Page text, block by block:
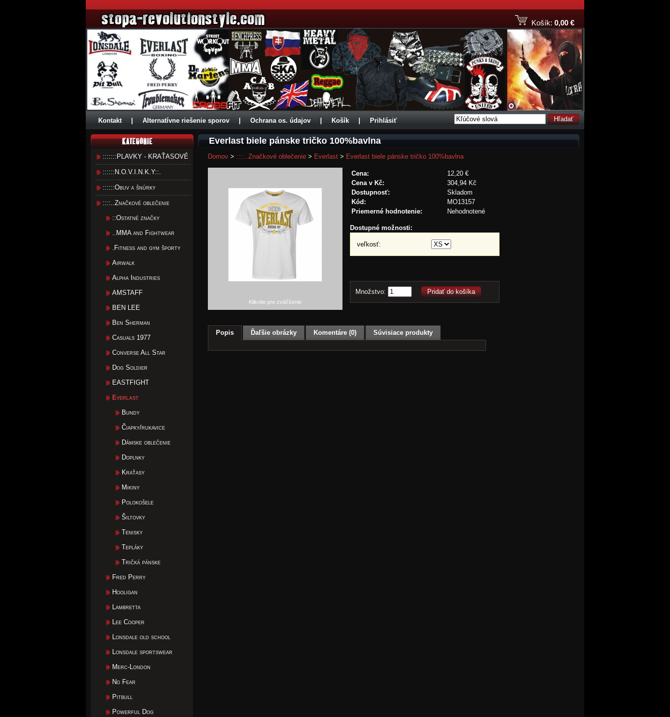
Košík: 0,00 €
Kontakt Alternatívne riešenie sporov Ochrana os. údajov Košík Prihlásiť Hľadať
:::::::PLAVKY - KRAŤASOVÉ
::::::N.O.V.I.N.K.Y::.
::::::Obuv a šnúrky
::::..Značkové oblečenie
::Ostatné značky
..MMA and Fightwear
.Fitness and gym športy
Airwalk
Alpha Industries
AMSTAFF
BEN LEE
Ben Sherman
Casuals 1977
Converse All Star
Dog Soldier
EASTFIGHT
Everlast
Bundy
Čiapky/rukavice
Dámske oblečenie
Doplnky
Kraťasy
Mikiny
Polokošele
Šiltovky
Tenisky
Tepláky
Tričká pánske
Fred Perry
Hooligan
Lambretta
Lee Cooper
Lonsdale old school
Lonsdale sportswear
Merc-London
No Fear
Pitbull
Powerful Dog
Everlast biele pánske tričko 100%bavlna
Domov > ::::..Značkové oblečenie > Everlast > Everlast biele pánske tričko 100%bavlna
Kliknite pre zväčšenie
Cena:
12,20 €
Cena v Kč:
304,94 Kč
Dostupnosť:
Skladom
Kód:
MO13157
Priemerné hodnotenie:
Nehodnotené
Dostupné možnosti:
veľkosť:
Množstvo: Pridať do košíka
Popis Ďaľšie obrázky Komentáre (0) Súvisiace produkty